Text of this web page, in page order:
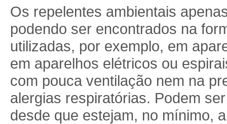
Os repelentes ambientais
podendo ser encontrados na
utilizadas, por exemplo, em
em aparelhos elétricos ou
com pouca ventilação nem na
alergias respiratórias. Podem
desde que estejam, no mínimo,